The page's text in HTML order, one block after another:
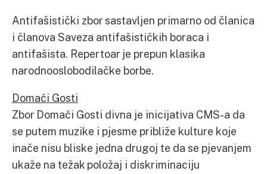
Antifašistički zbor sastavljen primarno od članica
i članova Saveza antifašističkih boraca i
antifašista. Repertoar je prepun klasika
narodnooslobodilačke borbe.
Domaći Gosti
Zbor Domaći Gosti divna je inicijativa CMS-a da
se putem muzike i pjesme približe kulture koje
inače nisu bliske jedna drugoj te da se pjevanjem
ukaže na težak položaj i diskriminaciju